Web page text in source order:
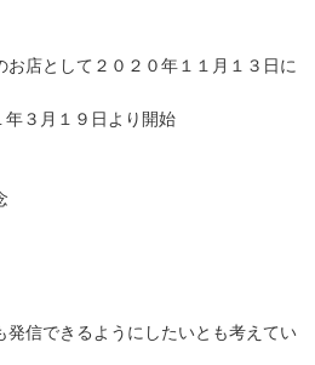
お店として２０２０年１１月１３日に
３月１９日より開始
発信できるようにしたいとも考えてい